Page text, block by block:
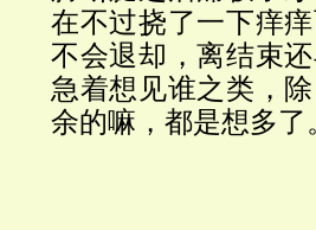
在不过挠了一下痒
不会退却，离结束
急着想见谁之类，
余的嘛，都是想多了